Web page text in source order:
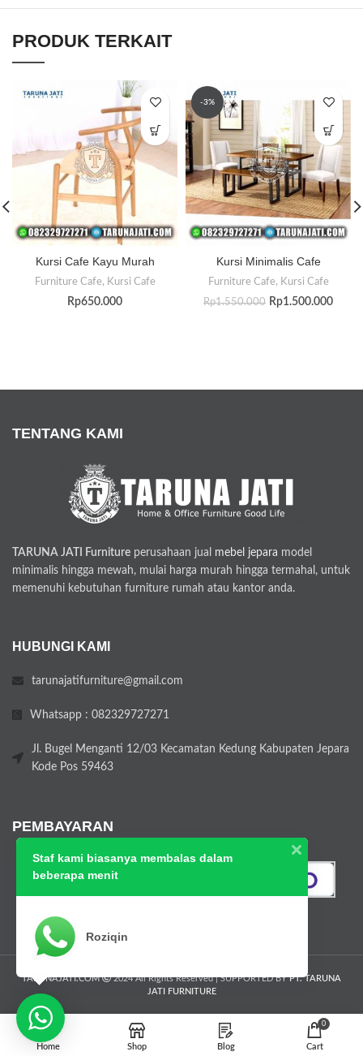
PRODUK TERKAIT
Kursi Cafe Kayu Murah
Furniture Cafe, Kursi Cafe
Rp650.000
-3%
Kursi Minimalis Cafe
Furniture Cafe, Kursi Cafe
Rp1.550.000 Rp1.500.000
TENTANG KAMI
TARUNA JATI Furniture perusahaan jual mebel jepara model
minimalis hingga mewah, mulai harga murah hingga termahal, untuk
memenuhi kebutuhan furniture rumah atau kantor anda.
HUBUNGI KAMI
tarunajatifurniture@gmail.com
Whatsapp : 082329727271
Jl. Bugel Menganti 12/03 Kecamatan Kedung Kabupaten Jepara
Kode Pos 59463
PEMBAYARAN
TARUNAJATI.COM 2024 All Rights Reserved | SUPPORTED BYPT. TARUNA
JATI FURNITURE
Home Shop Blog
0
Cart
Staf kami biasanya membalas dalam
beberapa menit
Roziqin